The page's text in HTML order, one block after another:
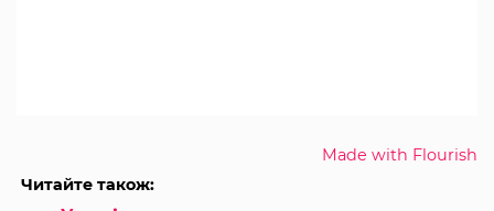
Made with Flourish
Читайте також: